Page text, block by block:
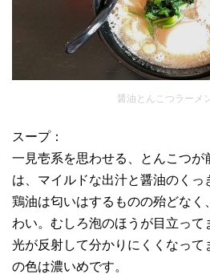
醤油とんこつラーメ
スープ：
一見壱系を思わせる、とんこつが
は、マイルドな出汁と醤油のくっ
鶏油は匂いはするものの殆どなく
わい。むしろ泡のほうが目立って
光が反射して分かりにくくなって
の色は濃いめです。